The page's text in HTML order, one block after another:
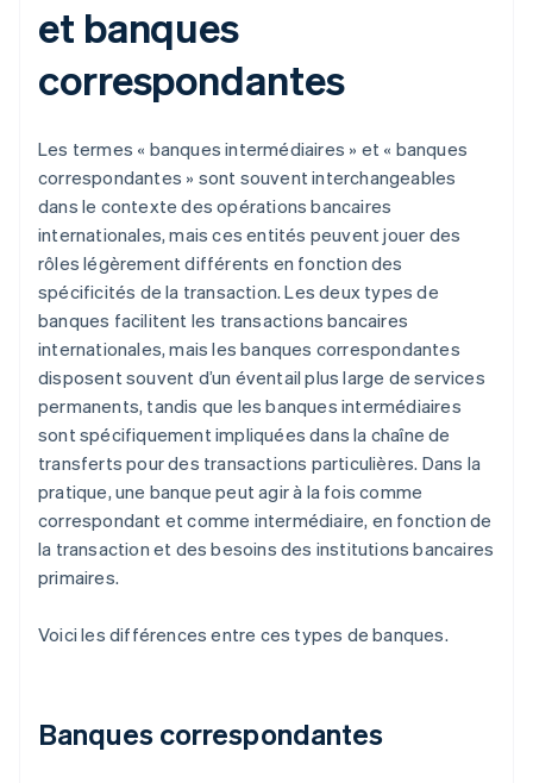
et banques
correspondantes
Les termes « banques intermédiaires » et « banques
correspondantes » sont souvent interchangeables
dans le contexte des opérations bancaires
internationales, mais ces entités peuvent jouer des
rôles légèrement différents en fonction des
spécificités de la transaction. Les deux types de
banques facilitent les transactions bancaires
internationales, mais les banques correspondantes
disposent souvent d’un éventail plus large de services
permanents, tandis que les banques intermédiaires
sont spécifiquement impliquées dans la chaîne de
transferts pour des transactions particulières. Dans la
pratique, une banque peut agir à la fois comme
correspondant et comme intermédiaire, en fonction de
la transaction et des besoins des institutions bancaires
primaires.
Voici les différences entre ces types de banques.
Banques correspondantes